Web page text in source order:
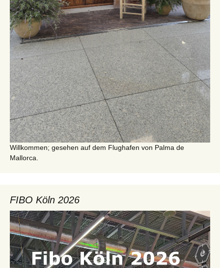
Willkommen; gesehen auf dem Flughafen von Palma de
Mallorca.
FIBO Köln 2026
Video-
Player